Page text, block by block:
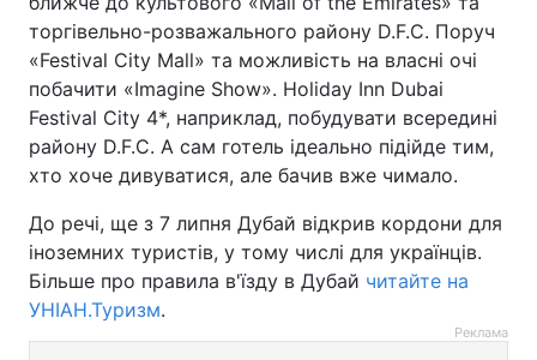
торгівельно-розважального району D.F.C. Поруч
«Festival City Mall» та можливість на власні очі
побачити «Imagine Show». Holiday Inn Dubai
Festival City 4*, наприклад, побудувати всередині
району D.F.C. А сам готель ідеально підійде тим,
хто хоче дивуватися, але бачив вже чимало.
До речі, ще з 7 липня Дубай відкрив кордони для
іноземних туристів, у тому числі для українців.
Більше про правила в'їзду в Дубай читайте на
УНІАН.Туризм.
Реклама